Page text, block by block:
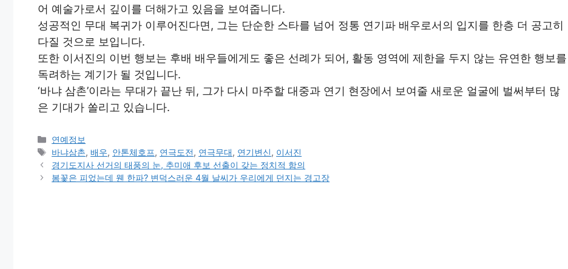
어 예술가로서 깊이를 더해가고 있음을 보여줍니다.
성공적인 무대 복귀가 이루어진다면, 그는 단순한 스타를 넘어 정통 연기파 배우로서의 입지를 한층 더 공고히
다질 것으로 보입니다.
또한 이서진의 이번 행보는 후배 배우들에게도 좋은 선례가 되어, 활동 영역에 제한을 두지 않는 유연한 행보를
독려하는 계기가 될 것입니다.
‘바냐 삼촌’이라는 무대가 끝난 뒤, 그가 다시 마주할 대중과 연기 현장에서 보여줄 새로운 얼굴에 벌써부터 많
은 기대가 쏠리고 있습니다.
Categories
연예정보
Tags
바냐삼촌,배우, 안톤체호프, 연극도전, 연극무대, 연기변신, 이서진
경기도지사 선거의 태풍의 눈, 추미애 후보 선출이 갖는 정치적 함의
봄꽃은 피었는데 웬 한파? 변덕스러운 4월 날씨가 우리에게 던지는 경고장